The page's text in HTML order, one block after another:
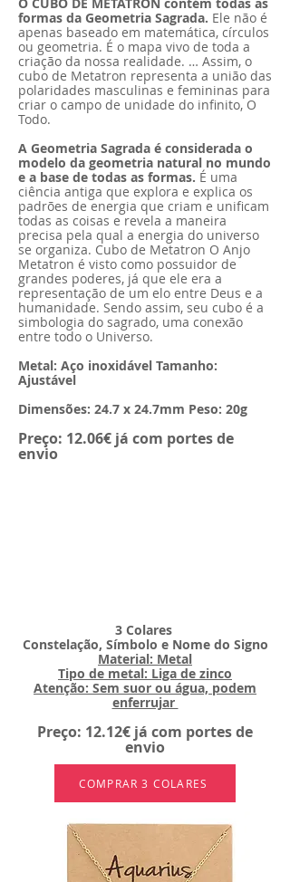
formas da Geometria Sagrada. Ele não é
apenas baseado em matemática, círculos
ou geometria. É o mapa vivo de toda a
criação da nossa realidade. … Assim, o
cubo de Metatron representa a união das
polaridades masculinas e femininas para
criar o campo de unidade do infinito, O
Todo.
A Geometria Sagrada é considerada o
modelo da geometria natural no mundo
e a base de todas as formas. É uma
ciência antiga que explora e explica os
padrões de energia que criam e unificam
todas as coisas e revela a maneira
precisa pela qual a energia do universo
se organiza. Cubo de Metatron O Anjo
Metatron é visto como possuidor de
grandes poderes, já que ele era a
representação de um elo entre Deus e a
humanidade. Sendo assim, seu cubo é a
simbologia do sagrado, uma conexão
entre todo o Universo.
Metal: Aço inoxidável Tamanho:
Ajustável
Dimensões: 24.7 x 24.7mm Peso: 20g
Preço: 12.06€ já com portes de
envio
3 Colares
Constelação, Símbolo e Nome do Signo
Material: Metal
Tipo de metal: Liga de zinco
Atenção: Sem suor ou água, podem
enferrujar
Preço: 12.12€ já com portes de
envio
COMPRAR 3 COLARES